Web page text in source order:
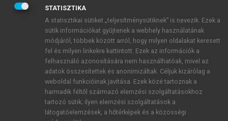
BELÉPÉS SAJÁT FIÓKKAL
ÚJ FIÓK LÉTREHOZÁSA
1 óra díjmentes hozzáférés
E-MAIL-CÍM
STATISZTIKA
A statisztikai sütiket „teljesítménysütiknek” is nevezik. Ezek a
sütik információkat gyűjtenek a webhely használatának
módjáról, többek között arról, hogy milyen oldalakat keresett
fel és milyen linkekre kattintott. Ezek az információk a
felhasználó azonosítására nem használhatóak, mivel az
adatok összesítettek és anonimizáltak. Céljuk kizárólag a
weboldal funkcióinak javítása. Ezek közé tartoznak a
harmadik féltől származó elemzési szolgáltatásokhoz
tartozó sütik; ilyen elemzési szolgáltatások a
látogatóelemzések, a hőtérképek és a közösségi